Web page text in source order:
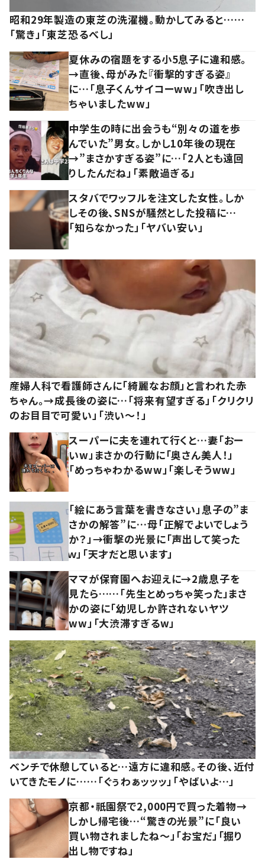
昭和29年製造の東芝の洗濯機。動かしてみると……
「驚き」「東芝恐るべし」
夏休みの宿題をする小5息子に違和感。
→直後、母がみた『衝撃的すぎる姿』
に…「息子くんサイコーww」「吹き出し
ちゃいましたww」
中学生の時に出会うも“別々の道を歩
んでいた”男女。しかし10年後の現在
→”まさかすぎる姿”に…「2人とも遠回
りしたんだね」「素敵過ぎる」
スタバでワッフルを注文した女性。しか
しその後、SNSが騒然とした投稿に…
「知らなかった」「ヤバい安い」
産婦人科で看護師さんに「綺麗なお顔」と言われた赤
ちゃん。→成長後の姿に…「将来有望すぎる」「クリクリ
のお目目で可愛い」「渋い～！」
スーパーに夫を連れて行くと…妻「おー
いw」まさかの行動に「奥さん美人！」
「めっちゃわかるww」「楽しそうww」
「絵にあう言葉を書きなさい」息子の”ま
さかの解答”に…母「正解でよいでしょう
か？」→衝撃の光景に「声出して笑った
ｗ」「天才だと思います」
ママが保育園へお迎えに→2歳息子を
見たら……「先生とめっちゃ笑った」まさ
かの姿に「幼児しか許されないヤツ
ww」「大渋滞すぎるw」
ベンチで休憩していると…遠方に違和感。その後、近付
いてきたモノに……「ぐぅわぁッッッ」「やばいよ…」
京都・祇園祭で2,000円で買った着物→
しかし帰宅後…“驚きの光景”に「良い
買い物されましたね～」「お宝だ」「掘り
出し物ですね」